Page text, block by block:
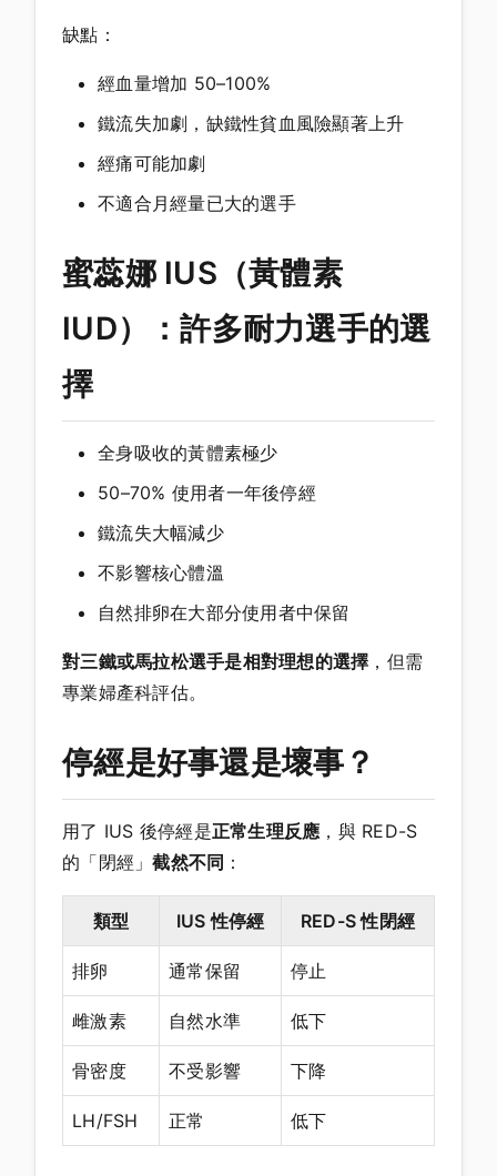
缺點：
經血量增加 50–100%
鐵流失加劇，缺鐵性貧血風險顯著上升
經痛可能加劇
不適合月經量已大的選手
蜜蕊娜 IUS（黃體素
IUD）：許多耐力選手的選
擇
全身吸收的黃體素極少
50–70% 使用者一年後停經
鐵流失大幅減少
不影響核心體溫
自然排卵在大部分使用者中保留
對三鐵或馬拉松選手是相對理想的選擇 ，但需
專業婦產科評估。
停經是好事還是壞事？
用了 IUS 後停經是正常生理反應 ，與 RED-S
的「閉經」截然不同 ：
類型 IUS 性停經 RED-S 性閉經
排卵 通常保留 停止
雌激素 自然水準 低下
骨密度 不受影響 下降
LH/FSH 正常 低下